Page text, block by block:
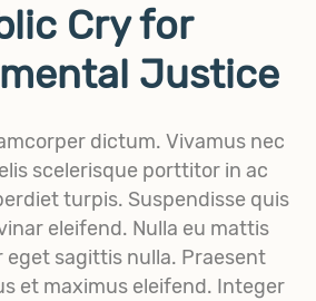
Cry for
Justice
dictum. Vivamus nec
scelerisque porttitor in ac
turpis. Suspendisse quis
eleifend. Nulla eu mattis
eget sagittis nulla. Praesent
et maximus eleifend. Integer